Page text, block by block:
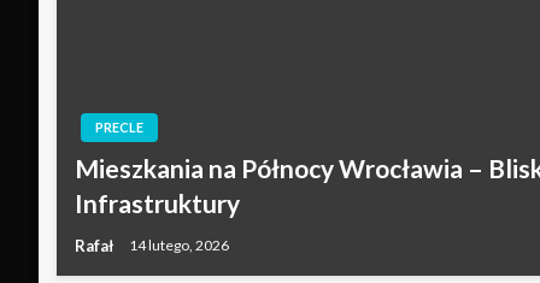
PRECLE
Mieszkania na Północy Wrocławia –
Infrastruktury
Rafał 14 lutego, 2026